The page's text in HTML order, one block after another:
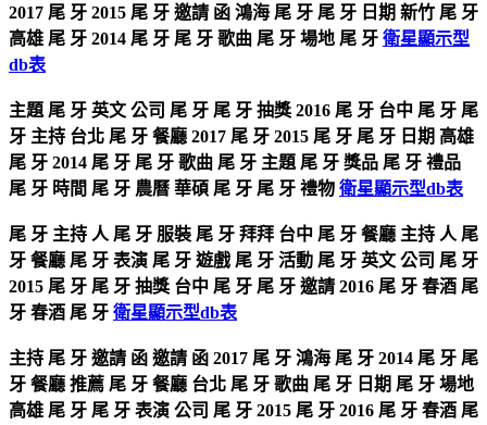
2017 尾 牙 2015 尾 牙 邀請 函 鴻海 尾 牙 尾 牙 日期 新竹 尾 牙
高雄 尾 牙 2014 尾 牙 尾 牙 歌曲 尾 牙 場地 尾 牙 衛星顯示型
db表
主題 尾 牙 英文 公司 尾 牙 尾 牙 抽獎 2016 尾 牙 台中 尾 牙 尾
牙 主持 台北 尾 牙 餐廳 2017 尾 牙 2015 尾 牙 尾 牙 日期 高雄
尾 牙 2014 尾 牙 尾 牙 歌曲 尾 牙 主題 尾 牙 獎品 尾 牙 禮品
尾 牙 時間 尾 牙 農曆 華碩 尾 牙 尾 牙 禮物 衛星顯示型db表
尾 牙 主持 人 尾 牙 服裝 尾 牙 拜拜 台中 尾 牙 餐廳 主持 人 尾
牙 餐廳 尾 牙 表演 尾 牙 遊戲 尾 牙 活動 尾 牙 英文 公司 尾 牙
2015 尾 牙 尾 牙 抽獎 台中 尾 牙 尾 牙 邀請 2016 尾 牙 春酒 尾
牙 春酒 尾 牙 衛星顯示型db表
主持 尾 牙 邀請 函 邀請 函 2017 尾 牙 鴻海 尾 牙 2014 尾 牙 尾
牙 餐廳 推薦 尾 牙 餐廳 台北 尾 牙 歌曲 尾 牙 日期 尾 牙 場地
高雄 尾 牙 尾 牙 表演 公司 尾 牙 2015 尾 牙 2016 尾 牙 春酒 尾